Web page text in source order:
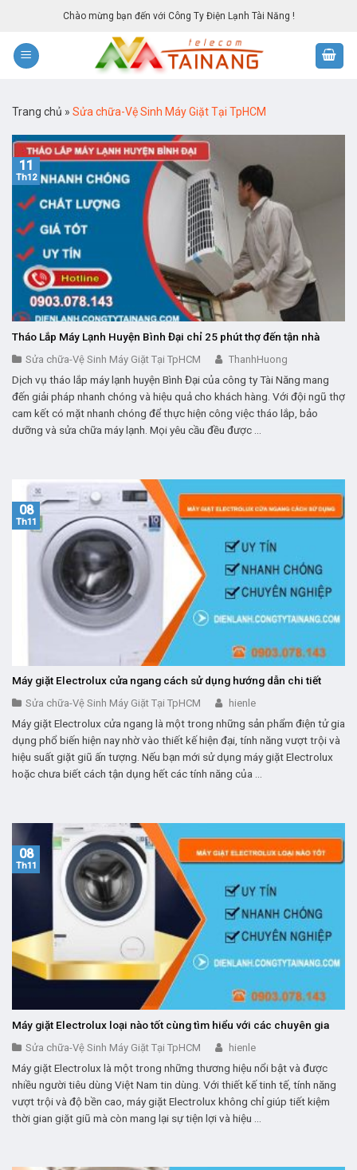
content
Chào mừng bạn đến với Công Ty Điện Lạnh Tài Năng !
Trang chủ » Sửa chữa-Vệ Sinh Máy Giặt Tại TpHCM
Tháo Lắp Máy Lạnh Huyện Bình Đại chỉ 25 phút thợ đến tận nhà
Sửa chữa-Vệ Sinh Máy Giặt Tại TpHCM ThanhHuong
Dịch vụ tháo lắp máy lạnh huyện Bình Đại của công ty Tài Năng mang
đến giải pháp nhanh chóng và hiệu quả cho khách hàng. Với đội ngũ thợ
cam kết có mặt nhanh chóng để thực hiện công việc tháo lắp, bảo
dưỡng và sửa chữa máy lạnh. Mọi yêu cầu đều được ...
11
Th12
Máy giặt Electrolux cửa ngang cách sử dụng hướng dẫn chi tiết
Sửa chữa-Vệ Sinh Máy Giặt Tại TpHCM hienle
Máy giặt Electrolux cửa ngang là một trong những sản phẩm điện tử gia
dụng phổ biến hiện nay nhờ vào thiết kế hiện đại, tính năng vượt trội và
hiệu suất giặt giũ ấn tượng. Nếu bạn mới sử dụng máy giặt Electrolux
hoặc chưa biết cách tận dụng hết các tính năng của ...
08
Th11
Máy giặt Electrolux loại nào tốt cùng tìm hiểu với các chuyên gia
Sửa chữa-Vệ Sinh Máy Giặt Tại TpHCM hienle
Máy giặt Electrolux là một trong những thương hiệu nổi bật và được
nhiều người tiêu dùng Việt Nam tin dùng. Với thiết kế tinh tế, tính năng
vượt trội và độ bền cao, máy giặt Electrolux không chỉ giúp tiết kiệm
thời gian giặt giũ mà còn mang lại sự tiện lợi và hiệu ...
08
Th11